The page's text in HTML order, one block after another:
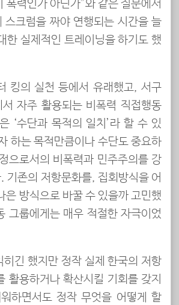
폭력인가 아닌가”와 같은 질문에서
스크럼을 짜야 연행되는 시간을 늘
한 실제적인 트레이닝을 하기도 했
킹의 실천 등에서 유래했고, 서구
자주 활용되는 비폭력 직접행동
‘수단과 목적의 일치’라 할 수 있
하는 목적만큼이나 수단도 중요하
으로서의 비폭력과 민주주의를 강
기존의 저항문화를, 집회방식을 어
은 방식으로 바꿀 수 있을까 고민했
그룹에게는 매우 적절한 자극이었
히긴 했지만 정작 실제 한국의 저항
활용하거나 확산시킬 기회를 갖지
하면서도 정작 무엇을 어떻게 할